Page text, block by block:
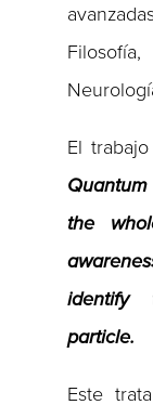
El
the
identify
particle.
Este